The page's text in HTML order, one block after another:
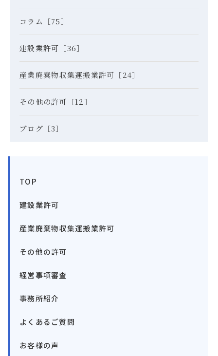
コラム［75］
建設業許可［36］
産業廃棄物収集運搬業許可［24］
その他の許可［12］
ブログ［3］
TOP
建設業許可
産業廃棄物収集運搬業許可
その他の許可
経営事項審査
事務所紹介
よくあるご質問
お客様の声